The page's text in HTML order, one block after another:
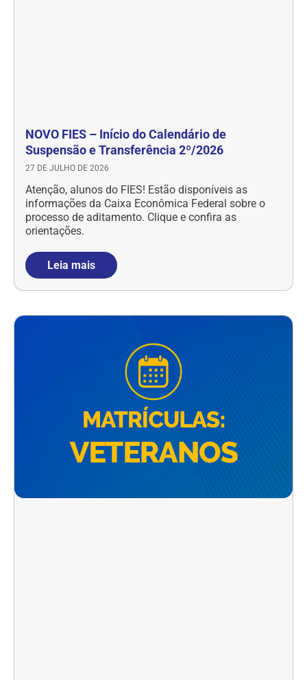
NOVO FIES – Início do Calendário de
Suspensão e Transferência 2º/2026
27 DE JULHO DE 2026
Atenção, alunos do FIES! Estão disponíveis as
informações da Caixa Econômica Federal sobre o
processo de aditamento. Clique e confira as
orientações.
Leia mais